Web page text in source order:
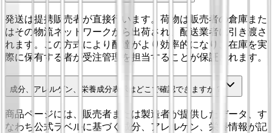
発送は提携販売者が直接行います。荷物は販売者の倉庫また
はその物流ネットワークから出荷され、配送業者に引き渡さ
れます。この方式により配達がより効率的になり、在庫を実
際に保有する者が受注管理を担当することが保証されます。
成分、アレルゲン、栄養成分表示はどこで確認できますか？
商品ページには、販売者または製造者が提供したデータ、す
なわち公式ラベルに基づく成分、アレルゲン、栄養情報が記